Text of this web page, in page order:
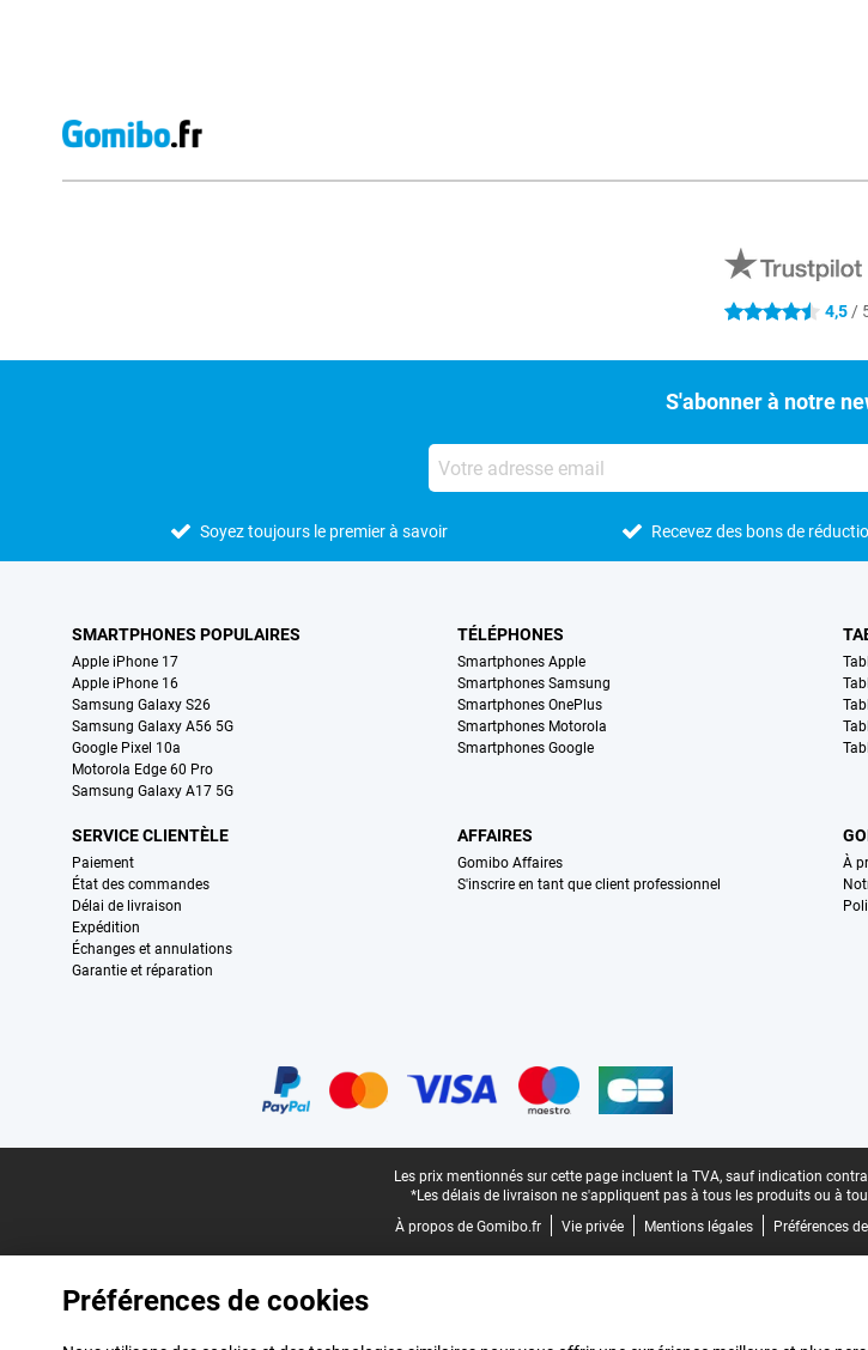
4.5 étoiles 4,5 /
S'abonner à notre
Soyez toujours le premier à savoir Recevez des bons de
SMARTPHONES POPULAIRES
Apple iPhone 17
Apple iPhone 16
Samsung Galaxy S26
Samsung Galaxy A56 5G
Google Pixel 10a
Motorola Edge 60 Pro
Samsung Galaxy A17 5G
TÉLÉPHONES
Smartphones Apple
Smartphones Samsung
Smartphones OnePlus
Smartphones Motorola
Smartphones Google
SERVICE CLIENTÈLE
Paiement
État des commandes
Délai de livraison
Expédition
Échanges et annulations
Garantie et réparation
AFFAIRES
Gomibo Affaires
S'inscrire en tant que client professionnel
À
Les prix mentionnés sur cette page incluent la TVA, sauf indication
*Les délais de livraison ne s'appliquent pas à tous les produits ou à
À propos de Gomibo.fr
Vie privée Mentions légales Préférences
Préférences de cookies